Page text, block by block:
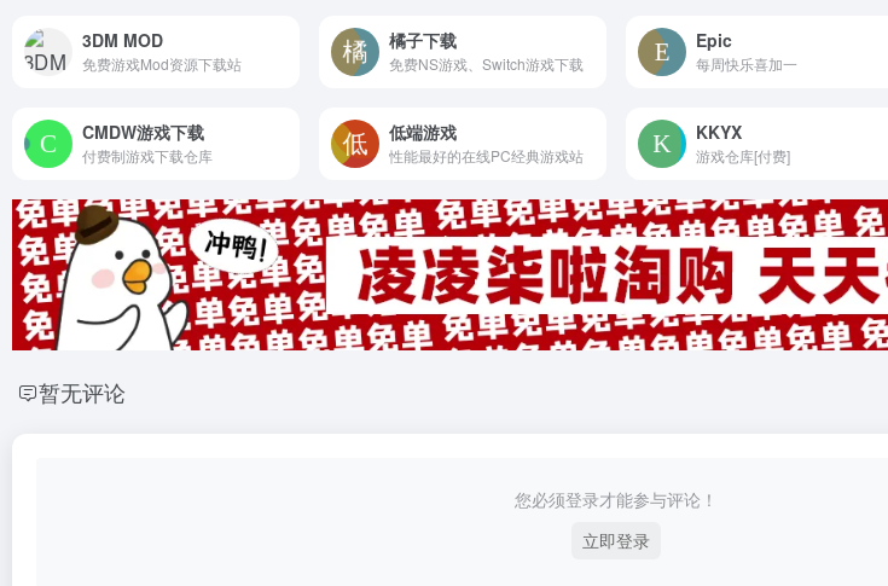
3DM MOD
免费游戏Mod资源下载站
橘子下载
免费NS游戏、Switch游戏下载
Epic
每周快乐喜加一
CMDW游戏下载
付费制游戏下载仓库
低端游戏
性能最好的在线PC经典游戏站
KKYX
游戏仓库[付费]
暂无评论
您必须登录才能参与评论！
立即登录